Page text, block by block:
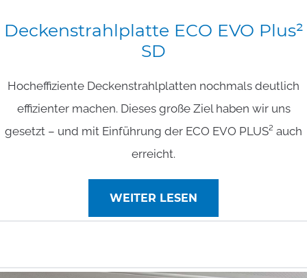
Deckenstrahlplatte ECO EVO Plus²
SD
Hocheffiziente Deckenstrahlplatten nochmals deutlich
effizienter machen. Dieses große Ziel haben wir uns
gesetzt – und mit Einführung der ECO EVO PLUS² auch
erreicht.
WEITER LESEN